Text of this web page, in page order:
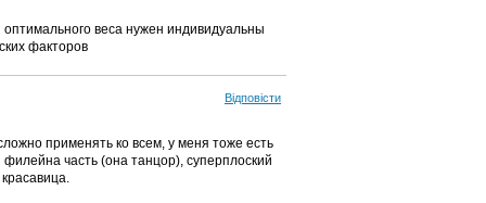
веса нужен индивидуальны
факторов
Відповісти
применять ко всем, у меня тоже есть
часть (она танцор), суперплоский